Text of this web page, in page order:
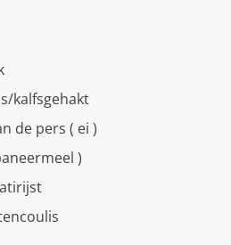
kalfsgehakt
de pers ( ei )
)